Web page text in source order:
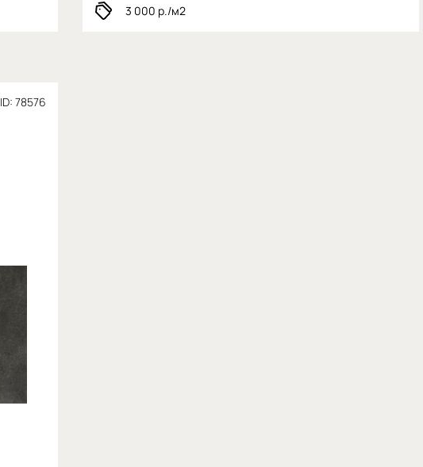
3 000 р./м2
ID: 78576